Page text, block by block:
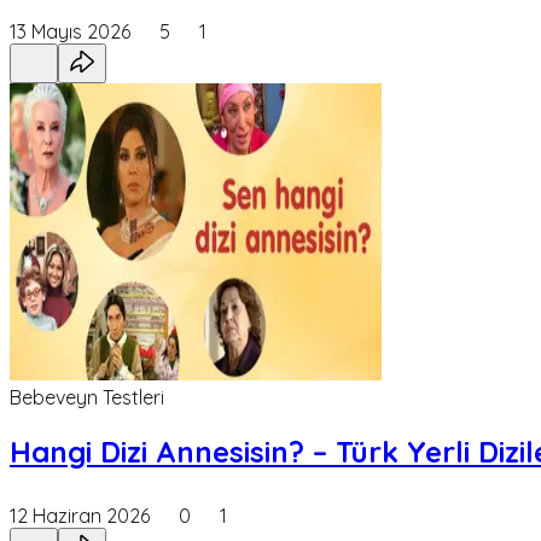
13 Mayıs 2026 5 1
Bebeveyn Testleri
Hangi Dizi Annesisin? – Türk Yerli
12 Haziran 2026 0 1